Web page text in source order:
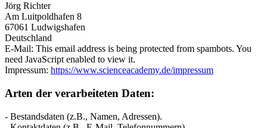
Jörg Richter
Am Luitpoldhafen 8
67061 Ludwigshafen
Deutschland
E-Mail: This email address is being protected from spambots. You
need JavaScript enabled to view it.
Impressum: https://www.scienceacademy.de/impressum
Arten der verarbeiteten Daten:
- Bestandsdaten (z.B., Namen, Adressen).